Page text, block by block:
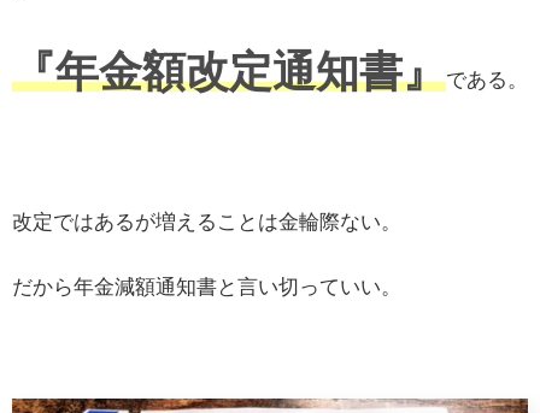
『年金額改定通知書』である。
改定ではあるが増えることは金輪際ない。
だから年金減額通知書と言い切っていい。